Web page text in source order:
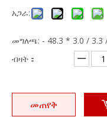
አጋራ:
መግለጫ: - 48.3 * 3.0 / 3.3
ብዛት：
መጠየቅ